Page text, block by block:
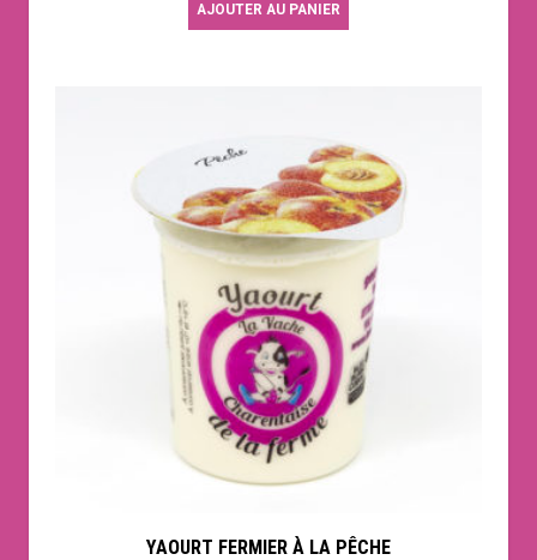
AJOUTER AU PANIER
YAOURT FERMIER À LA PÊCHE